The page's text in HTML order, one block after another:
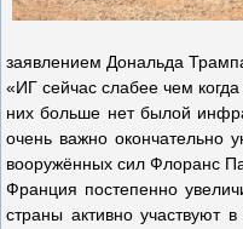
заявлением Дональда
«ИГ сейчас слабее чем
них больше нет былой
очень важно окончательно
вооружённых сил Флоранс
Франция постепенно
страны активно участвуют